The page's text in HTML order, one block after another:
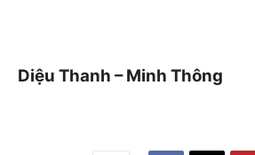
Diệu Thanh – Minh Thông